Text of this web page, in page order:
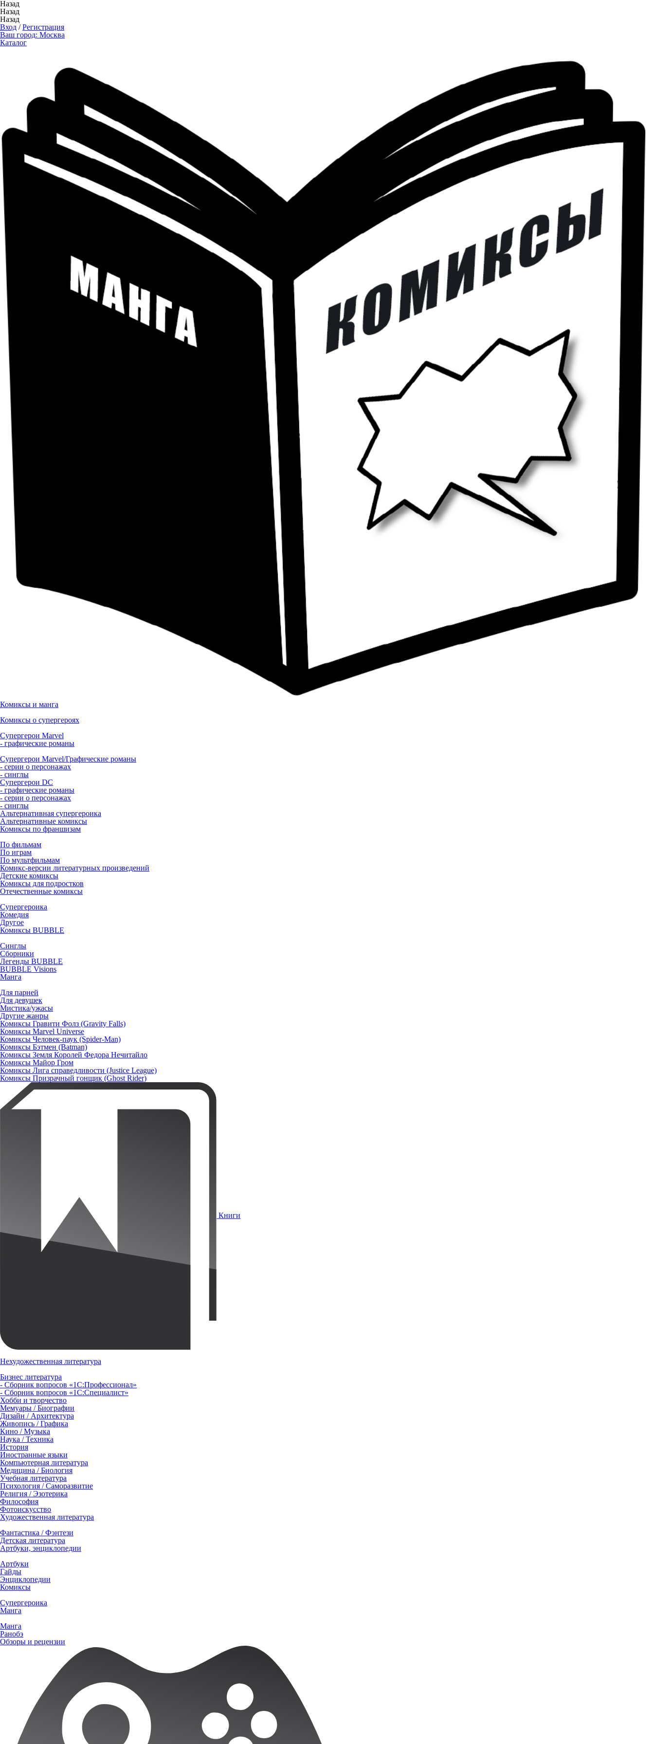
Назад
Назад
Назад
Вход /Регистрация
Ваш город: Москва
Каталог
Комиксы и манга
Комиксы о супергероях
Супергерои Marvel
- графические романы
Супергерои Marvel/Графические романы
- серии о персонажах
- синглы
Супергерои DC
- графические романы
- серии о персонажах
- синглы
Альтернативная супергероика
Альтернативные комиксы
Комиксы по франшизам
По фильмам
По играм
По мультфильмам
Комикс-версии литературных произведений
Детские комиксы
Комиксы для подростков
Отечественные комиксы
Супергероика
Комедия
Другое
Комиксы BUBBLE
Синглы
Сборники
Легенды BUBBLE
BUBBLE Visions
Манга
Для парней
Для девушек
Мистика/ужасы
Другие жанры
Комиксы Гравити Фолз (Gravity Falls)
Комиксы Marvel Universe
Комиксы Человек-паук (Spider-Man)
Комиксы Бэтмен (Batman)
Комиксы Земля Королей Федора Нечитайло
Комиксы Майор Гром
Комиксы Лига справедливости (Justice League)
Комиксы Призрачный гонщик (Ghost Rider)
Книги
Нехудожественная литература
Бизнес литература
- Сборник вопросов «1С:Профессионал»
- Сборник вопросов «1С:Специалист»
Хобби и творчество
Мемуары / Биографии
Дизайн / Архитектура
Живопись / Графика
Кино / Музыка
Наука / Техника
История
Иностранные языки
Компьютерная литература
Медицина / Биология
Учебная литература
Психология / Саморазвитие
Религия / Эзотерика
Философия
Фотоискусство
Художественная литература
Фантастика / Фэнтези
Детская литература
Артбуки, энциклопедии
Артбуки
Гайды
Энциклопедии
Комиксы
Супергероика
Манга
Манга
Ранобэ
Обзоры и рецензии